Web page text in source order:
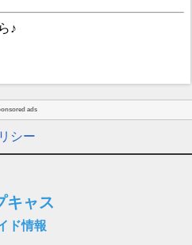
♪
ads
シー
キャス
ド情報